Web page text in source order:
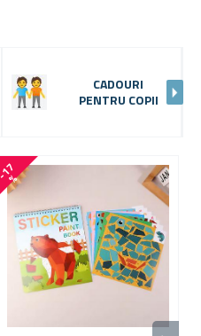
CADOURI
PENTRU COPII
-
1
7
%